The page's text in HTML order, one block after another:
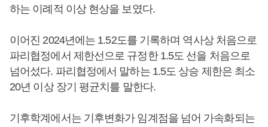
하는 이례적 이상 현상을 보였다.
이어진 2024년에는 1.52도를 기록하며 역사상 처음으로
파리협정에서 제한선으로 규정한 1.5도 선을 처음으로
넘어섰다. 파리협정에서 말하는 1.5도 상승 제한은 최소
20년 이상 장기 평균치를 말한다.
기후학계에서는 기후변화가 임계점을 넘어 가속화되는